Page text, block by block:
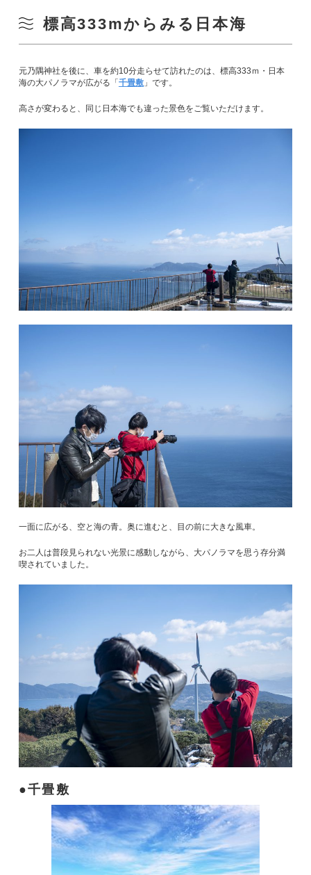
標高333mからみる日本海
元乃隅神社を後に、車を約10分走らせて訪れたのは、標高333ｍ・日本
海の大パノラマが広がる「千畳敷」です。
高さが変わると、同じ日本海でも違った景色をご覧いただけます。
一面に広がる、空と海の青。奥に進むと、目の前に大きな風車。
お二人は普段見られない光景に感動しながら、大パノラマを思う存分満
喫されていました。
千畳敷